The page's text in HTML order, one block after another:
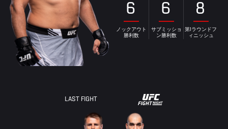
6
ノックアウト
勝利数
6
サブミッショ
ン勝利数
8
第1ラウンドフ
ィニッシュ
LAST FIGHT
UFC
FIGHT
NIGHT